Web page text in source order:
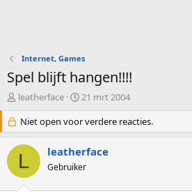
Internet, Games
Spel blijft hangen!!!!
O
d
e
r
e
leatherface
S
a
r
d
a
21 mrt 2004
Niet open voor verdere reacties.
L leatherface
Gebruiker